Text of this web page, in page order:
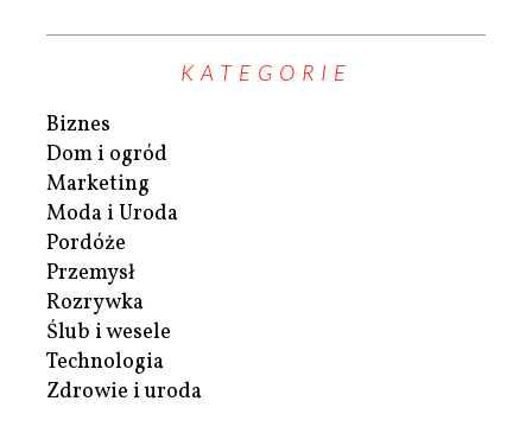
KATEGORIE
Biznes
Dom i ogród
Marketing
Moda i Uroda
Pordóże
Przemysł
Rozrywka
Ślub i wesele
Technologia
Zdrowie i uroda